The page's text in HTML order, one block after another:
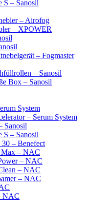
S – Sanosil
– Airofog
– XPOWER
– Fogmaster
– Sanosil
Box – Sanosil
System
– Serum System
Sanosil
S – Sanosil
– Benefect
– NAC
– NAC
– NAC
– NAC
NAC